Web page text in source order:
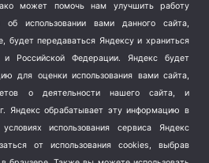
может помочь нам улучшить работу
использовании вами данного сайта,
будет передаваться Яндексу и храниться
Российской Федерации. Яндекс будет
для оценки использования вами сайта,
о деятельности нашего сайта, и
Яндекс обрабатывает эту информацию в
использования сервиса Яндекс
от использования cookies, выбрав